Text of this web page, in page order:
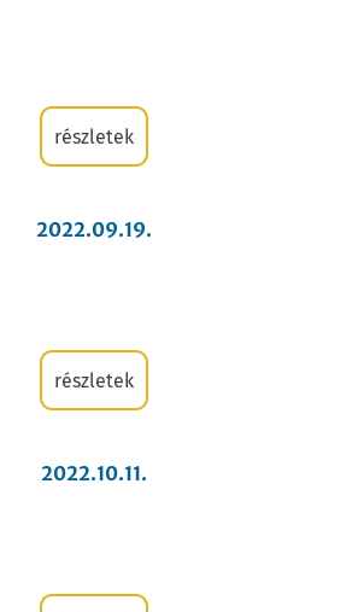
részletek
2022.09.19.
részletek
2022.10.11.